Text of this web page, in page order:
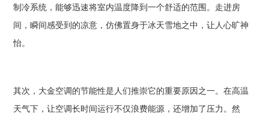
制冷系统，能够迅速将室内温度降到一个舒适的范围。走进房
间，瞬间感受到的凉意，仿佛置身于冰天雪地之中，让人心旷神
怡。
其次，大金空调的节能性是人们推崇它的重要原因之一。在高温
天气下，让空调长时间运行不仅浪费能源，还增加了压力。然